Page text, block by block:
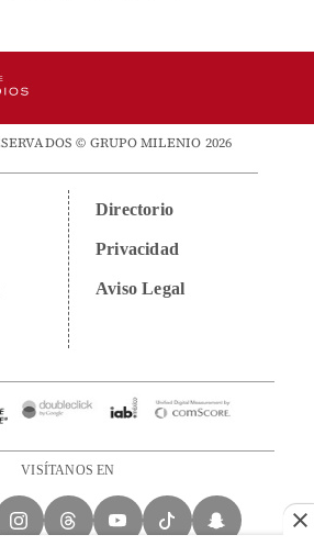
© GRUPO MILENIO 2026
Directorio
Privacidad
Aviso Legal
VISÍTANOS EN